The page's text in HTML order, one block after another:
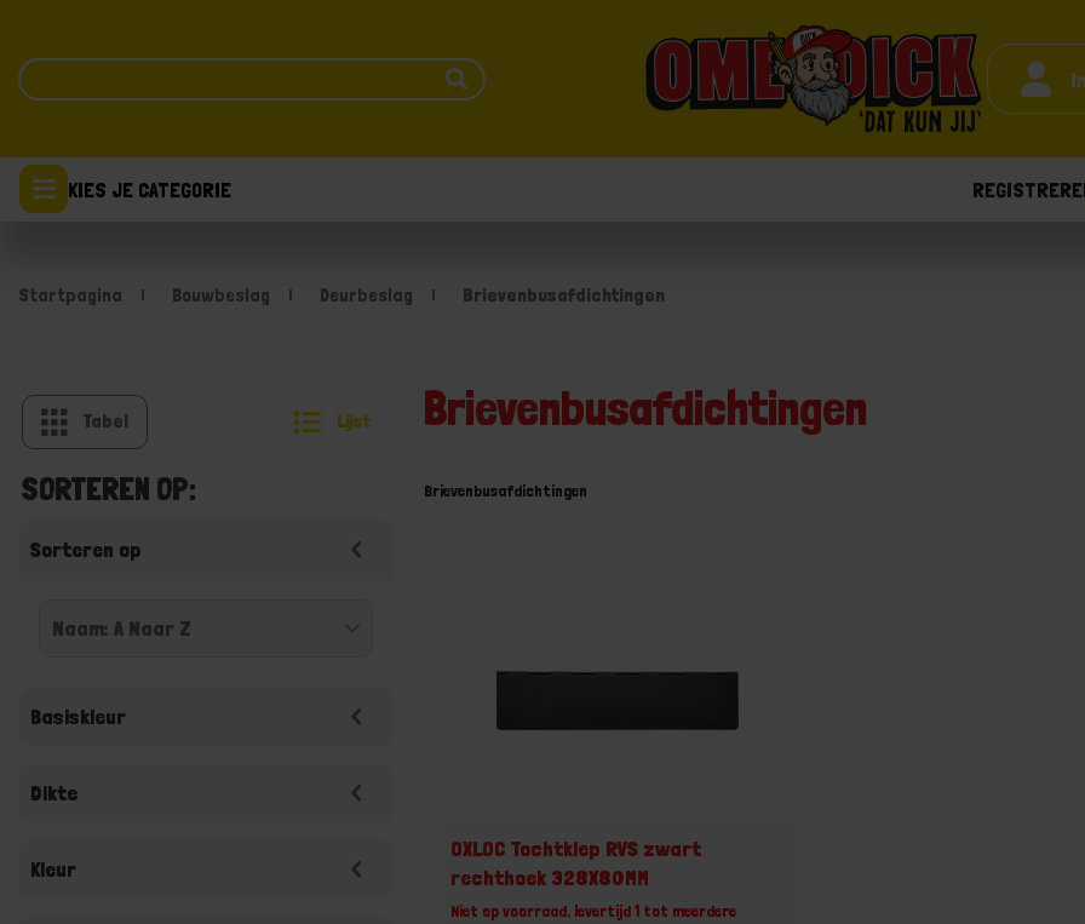
KIES JE CATEGORIE
Startpagina Bouwbeslag Deurbeslag Brievenbusafdichtingen
Tabel Lijst
SORTEREN OP:
Sorteren op
Basiskleur
Dikte
Kleur
Brievenbusafdichtingen
Brievenbusafdichtingen
OXLOC Tochtklep RVS zwart
rechthoek 328X80MM
Niet op voorraad, levertijd 1 tot meerdere